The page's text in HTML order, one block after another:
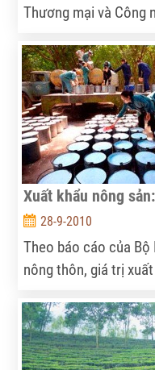
Thương mại và Công
tại thị trường Mỹ,
gia như Việt Nam vào
Xuất khẩu nông
28-9-2010
Theo báo cáo của
nông thôn, giá trị
xuất khẩu 9 tháng
mức 13,93 tỷ USD,
2009.